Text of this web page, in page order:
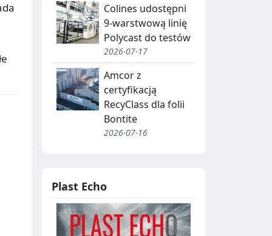
R
C
Y
K
G
I
O
Colines udostępni
9-warstwową linię
Polycast do testów
2026-07-17
Amcor z
certyfikacją
RecyClass dla folii
Bontite
2026-07-16
Plast Echo